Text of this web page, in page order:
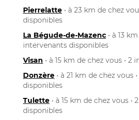
Pierrelatte • à 23 km de chez
disponibles
La Bégude-de-Mazenc • à 13
intervenants disponibles
Visan • à 15 km de chez vous •
Donzère • à 21 km de chez vous
disponibles
Tulette • à 15 km de chez vous •
disponibles